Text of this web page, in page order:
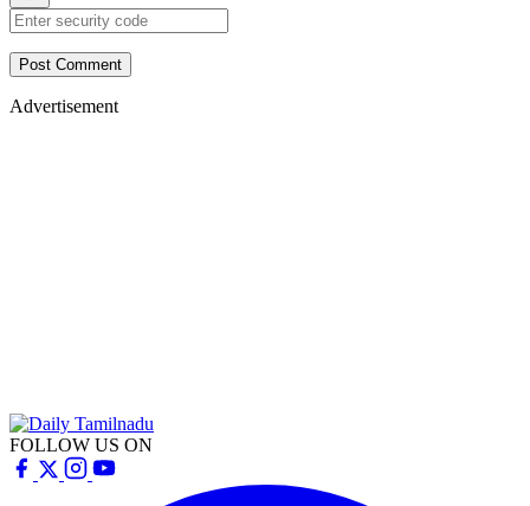
Post Comment
Advertisement
FOLLOW US ON